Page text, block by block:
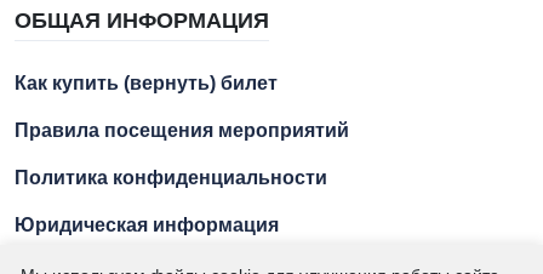
ОБЩАЯ ИНФОРМАЦИЯ
Как купить (вернуть) билет
Правила посещения мероприятий
Политика конфиденциальности
Юридическая информация